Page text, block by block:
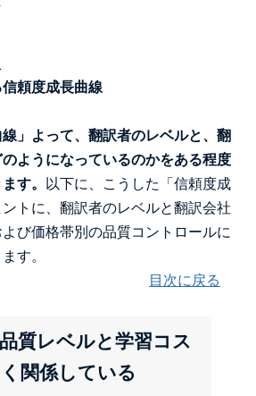
頼度成長曲線
」よって、翻訳者のレベルと、翻
ようになっているのかをある程度
す。
以下に、こうした「信頼度成
トに、翻訳者のレベルと翻訳会社
び価格帯別の品質コントロールに
す。
目次に戻る
質レベルと学習コス
関係している